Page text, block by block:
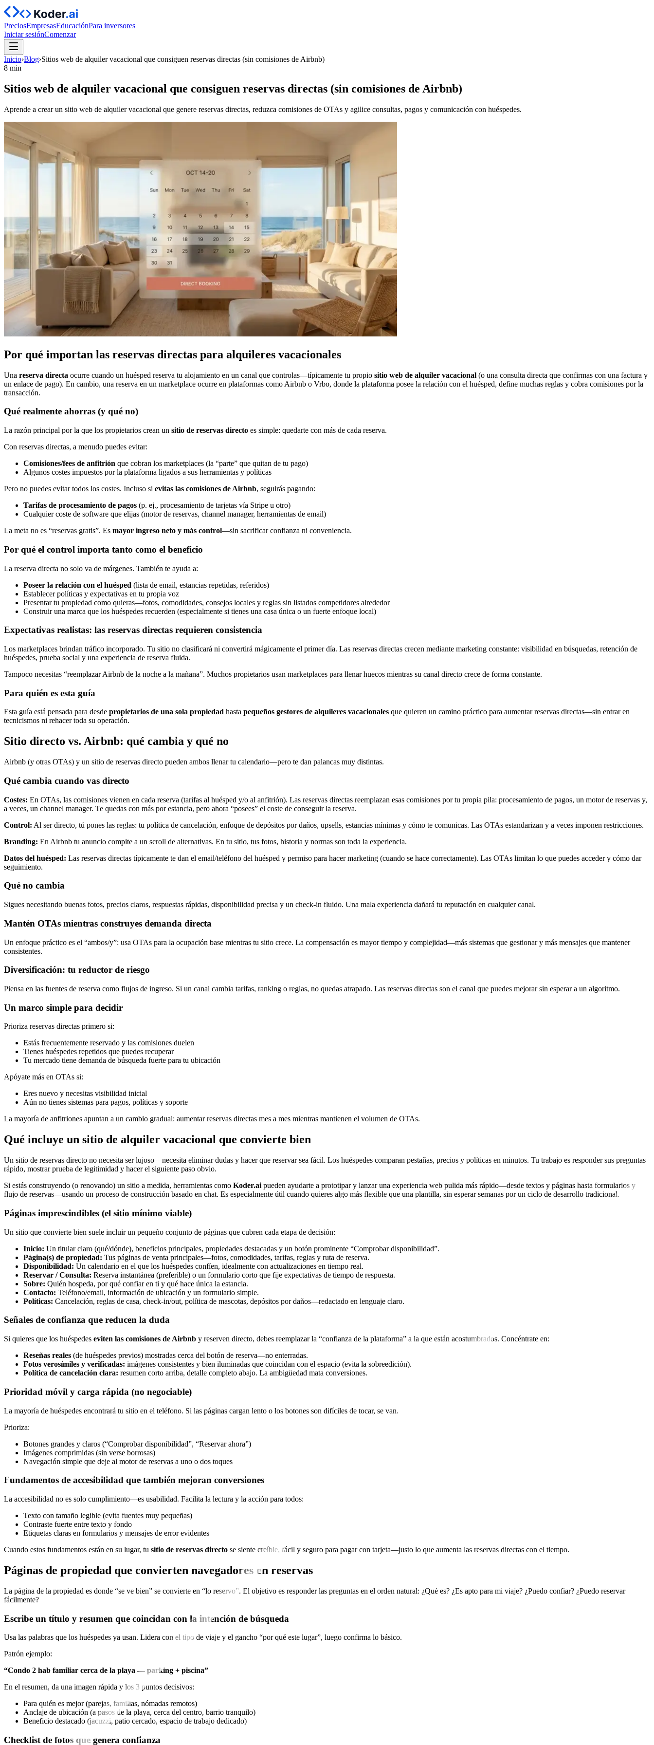
PreciosEmpresasEducaciónPara inversores
Iniciar sesiónComenzar
Inicio›Blog›Sitios web de alquiler vacacional que consiguen reservas directas (sin comisiones de Airbnb)
8 min
Sitios web de alquiler vacacional que consiguen reservas directas (sin comisiones de Airbnb)
Aprende a crear un sitio web de alquiler vacacional que genere reservas directas, reduzca comisiones de OTAs y agilice consultas, pagos y comunicación con huéspedes.
Por qué importan las reservas directas para alquileres vacacionales
Una reserva directa ocurre cuando un huésped reserva tu alojamiento en un canal que controlas—típicamente tu propio sitio web de alquiler vacacional (o una consulta directa que confirmas con una factura y
un enlace de pago). En cambio, una reserva en un marketplace ocurre en plataformas como Airbnb o Vrbo, donde la plataforma posee la relación con el huésped, define muchas reglas y cobra comisiones por la
transacción.
Qué realmente ahorras (y qué no)
La razón principal por la que los propietarios crean un sitio de reservas directo es simple: quedarte con más de cada reserva.
Con reservas directas, a menudo puedes evitar:
Comisiones/fees de anfitrión que cobran los marketplaces (la “parte” que quitan de tu pago)
Algunos costes impuestos por la plataforma ligados a sus herramientas y políticas
Pero no puedes evitar todos los costes. Incluso si evitas las comisiones de Airbnb, seguirás pagando:
Tarifas de procesamiento de pagos (p. ej., procesamiento de tarjetas vía Stripe u otro)
Cualquier coste de software que elijas (motor de reservas, channel manager, herramientas de email)
La meta no es “reservas gratis”. Es mayor ingreso neto y más control—sin sacrificar confianza ni conveniencia.
Por qué el control importa tanto como el beneficio
La reserva directa no solo va de márgenes. También te ayuda a:
Poseer la relación con el huésped (lista de email, estancias repetidas, referidos)
Establecer políticas y expectativas en tu propia voz
Presentar tu propiedad como quieras—fotos, comodidades, consejos locales y reglas sin listados competidores alrededor
Construir una marca que los huéspedes recuerden (especialmente si tienes una casa única o un fuerte enfoque local)
Expectativas realistas: las reservas directas requieren consistencia
Los marketplaces brindan tráfico incorporado. Tu sitio no clasificará ni convertirá mágicamente el primer día. Las reservas directas crecen mediante marketing constante: visibilidad en búsquedas, retención de
huéspedes, prueba social y una experiencia de reserva fluida.
Tampoco necesitas “reemplazar Airbnb de la noche a la mañana”. Muchos propietarios usan marketplaces para llenar huecos mientras su canal directo crece de forma constante.
Para quién es esta guía
Esta guía está pensada para desde propietarios de una sola propiedad hasta pequeños gestores de alquileres vacacionales que quieren un camino práctico para aumentar reservas directas—sin entrar en
tecnicismos ni rehacer toda su operación.
Sitio directo vs. Airbnb: qué cambia y qué no
Airbnb (y otras OTAs) y un sitio de reservas directo pueden ambos llenar tu calendario—pero te dan palancas muy distintas.
Qué cambia cuando vas directo
Costes: En OTAs, las comisiones vienen en cada reserva (tarifas al huésped y/o al anfitrión). Las reservas directas reemplazan esas comisiones por tu propia pila: procesamiento de pagos, un motor de reservas y,
a veces, un channel manager. Te quedas con más por estancia, pero ahora “posees” el coste de conseguir la reserva.
Control: Al ser directo, tú pones las reglas: tu política de cancelación, enfoque de depósitos por daños, upsells, estancias mínimas y cómo te comunicas. Las OTAs estandarizan y a veces imponen restricciones.
Branding: En Airbnb tu anuncio compite a un scroll de alternativas. En tu sitio, tus fotos, historia y normas son toda la experiencia.
Datos del huésped: Las reservas directas típicamente te dan el email/teléfono del huésped y permiso para hacer marketing (cuando se hace correctamente). Las OTAs limitan lo que puedes acceder y cómo dar
seguimiento.
Qué no cambia
Sigues necesitando buenas fotos, precios claros, respuestas rápidas, disponibilidad precisa y un check‑in fluido. Una mala experiencia dañará tu reputación en cualquier canal.
Mantén OTAs mientras construyes demanda directa
Un enfoque práctico es el “ambos/y”: usa OTAs para la ocupación base mientras tu sitio crece. La compensación es mayor tiempo y complejidad—más sistemas que gestionar y más mensajes que mantener
consistentes.
Diversificación: tu reductor de riesgo
Piensa en las fuentes de reserva como flujos de ingreso. Si un canal cambia tarifas, ranking o reglas, no quedas atrapado. Las reservas directas son el canal que puedes mejorar sin esperar a un algoritmo.
Un marco simple para decidir
Prioriza reservas directas primero si:
Estás frecuentemente reservado y las comisiones duelen
Tienes huéspedes repetidos que puedes recuperar
Tu mercado tiene demanda de búsqueda fuerte para tu ubicación
Apóyate más en OTAs si:
Eres nuevo y necesitas visibilidad inicial
Aún no tienes sistemas para pagos, políticas y soporte
La mayoría de anfitriones apuntan a un cambio gradual: aumentar reservas directas mes a mes mientras mantienen el volumen de OTAs.
Qué incluye un sitio de alquiler vacacional que convierte bien
Un sitio de reservas directo no necesita ser lujoso—necesita eliminar dudas y hacer que reservar sea fácil. Los huéspedes comparan pestañas, precios y políticas en minutos. Tu trabajo es responder sus preguntas
rápido, mostrar prueba de legitimidad y hacer el siguiente paso obvio.
Si estás construyendo (o renovando) un sitio a medida, herramientas como Koder.ai pueden ayudarte a prototipar y lanzar una experiencia web pulida más rápido—desde textos y páginas hasta formularios y
flujo de reservas—usando un proceso de construcción basado en chat. Es especialmente útil cuando quieres algo más flexible que una plantilla, sin esperar semanas por un ciclo de desarrollo tradicional.
Páginas imprescindibles (el sitio mínimo viable)
Un sitio que convierte bien suele incluir un pequeño conjunto de páginas que cubren cada etapa de decisión:
Inicio: Un titular claro (qué/dónde), beneficios principales, propiedades destacadas y un botón prominente “Comprobar disponibilidad”.
Página(s) de propiedad: Tus páginas de venta principales—fotos, comodidades, tarifas, reglas y ruta de reserva.
Disponibilidad: Un calendario en el que los huéspedes confíen, idealmente con actualizaciones en tiempo real.
Reservar / Consulta: Reserva instantánea (preferible) o un formulario corto que fije expectativas de tiempo de respuesta.
Sobre: Quién hospeda, por qué confiar en ti y qué hace única la estancia.
Contacto: Teléfono/email, información de ubicación y un formulario simple.
Políticas: Cancelación, reglas de casa, check‑in/out, política de mascotas, depósitos por daños—redactado en lenguaje claro.
Señales de confianza que reducen la duda
Si quieres que los huéspedes eviten las comisiones de Airbnb y reserven directo, debes reemplazar la “confianza de la plataforma” a la que están acostumbrados. Concéntrate en:
Reseñas reales (de huéspedes previos) mostradas cerca del botón de reserva—no enterradas.
Fotos verosímiles y verificadas: imágenes consistentes y bien iluminadas que coincidan con el espacio (evita la sobreedición).
Política de cancelación clara: resumen corto arriba, detalle completo abajo. La ambigüedad mata conversiones.
Prioridad móvil y carga rápida (no negociable)
La mayoría de huéspedes encontrará tu sitio en el teléfono. Si las páginas cargan lento o los botones son difíciles de tocar, se van.
Prioriza:
Botones grandes y claros (“Comprobar disponibilidad”, “Reservar ahora”)
Imágenes comprimidas (sin verse borrosas)
Navegación simple que deje al motor de reservas a uno o dos toques
Fundamentos de accesibilidad que también mejoran conversiones
La accesibilidad no es solo cumplimiento—es usabilidad. Facilita la lectura y la acción para todos:
Texto con tamaño legible (evita fuentes muy pequeñas)
Contraste fuerte entre texto y fondo
Etiquetas claras en formularios y mensajes de error evidentes
Cuando estos fundamentos están en su lugar, tu sitio de reservas directo se siente creíble, fácil y seguro para pagar con tarjeta—justo lo que aumenta las reservas directas con el tiempo.
Páginas de propiedad que convierten navegadores en reservas
La página de la propiedad es donde “se ve bien” se convierte en “lo reservo”. El objetivo es responder las preguntas en el orden natural: ¿Qué es? ¿Es apto para mi viaje? ¿Puedo confiar? ¿Puedo reservar
fácilmente?
Escribe un título y resumen que coincidan con la intención de búsqueda
Usa las palabras que los huéspedes ya usan. Lidera con el tipo de viaje y el gancho “por qué este lugar”, luego confirma lo básico.
Patrón ejemplo:
“Condo 2 hab familiar cerca de la playa — parking + piscina”
En el resumen, da una imagen rápida y los 3 puntos decisivos:
Para quién es mejor (parejas, familias, nómadas remotos)
Anclaje de ubicación (a pasos de la playa, cerca del centro, barrio tranquilo)
Beneficio destacado (jacuzzi, patio cercado, espacio de trabajo dedicado)
Checklist de fotos que genera confianza